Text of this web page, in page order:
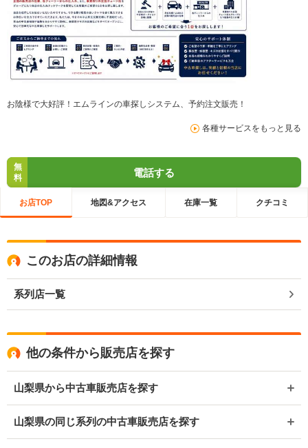
お陰様で大好評！エムラインの車探しシステム、予約注文販売！
各種サービスをもっと見る
無
料
電話する
お店TOP 地図&アクセス 在庫一覧 クチコミ
このお店の詳細情報
系列店一覧
他の条件から販売店を探す
山梨県から中古車販売店を探す
山梨県の同じ系列の中古車販売店を探す